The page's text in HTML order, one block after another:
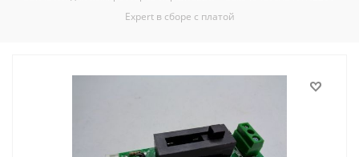
Expert в сборе с платой